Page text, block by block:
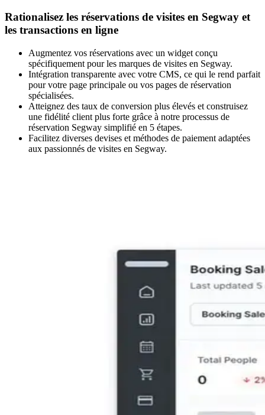
Rationalisez les réservations de visites en Segway et
les transactions en ligne
Augmentez vos réservations avec un widget conçu
spécifiquement pour les marques de visites en Segway.
Intégration transparente avec votre CMS, ce qui le rend parfait
pour votre page principale ou vos pages de réservation
spécialisées.
Atteignez des taux de conversion plus élevés et construisez
une fidélité client plus forte grâce à notre processus de
réservation Segway simplifié en 5 étapes.
Facilitez diverses devises et méthodes de paiement adaptées
aux passionnés de visites en Segway.